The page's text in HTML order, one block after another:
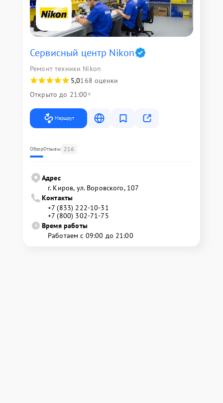
Сервисный центр Nikon
Ремонт техники Nikon
5,0168 оценки
Открыто до 21:00
Маршрут
ОбзорОтзывы 216
Адрес
г. Киров, ул. Воровского, 107
Контакты
+7 (833) 222-10-31
+7 (800) 302-71-75
Время работы
Работаем с 09:00 до 21:00